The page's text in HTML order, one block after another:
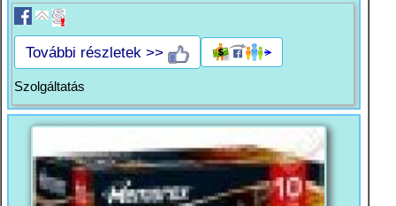
További részletek >>
Szolgáltatás